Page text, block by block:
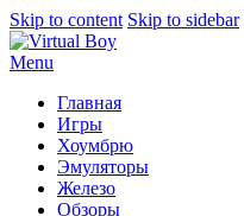
Skip to content Skip to sidebar
Menu
Главная
Игры
Хоумбрю
Эмуляторы
Железо
Обзоры